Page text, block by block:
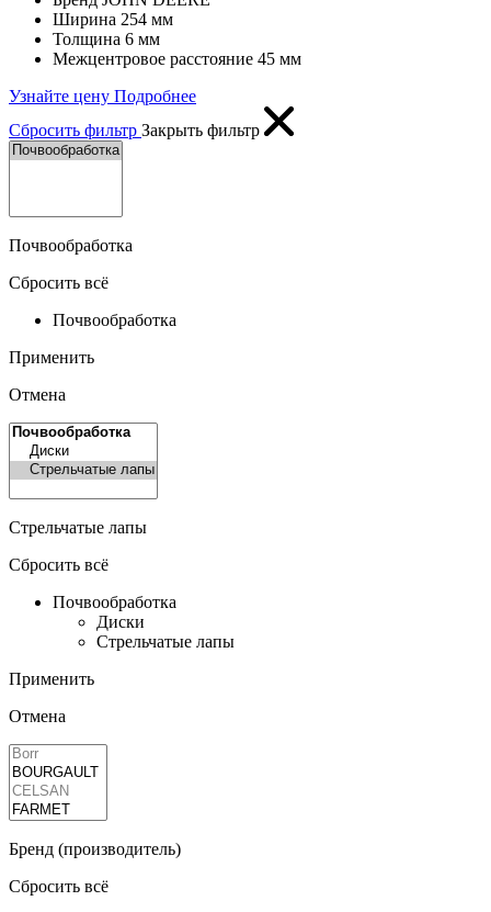
Ширина 254 мм
Толщина 6 мм
Межцентровое расстояние 45 мм
Узнайте цену Подробнее
Сбросить фильтр Закрыть фильтр
Почвообработка
Сбросить всё
Почвообработка
Применить
Отмена
Стрельчатые лапы
Сбросить всё
Почвообработка
Диски
Стрельчатые лапы
Применить
Отмена
Бренд (производитель)
Сбросить всё